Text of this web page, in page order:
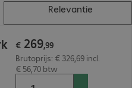
Relevantie
€ 269,99
Brutoprijs: € 326,69 incl.
€ 56,70 btw